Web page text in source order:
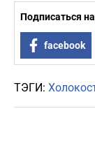
Подписаться
facebook
ТЭГИ: